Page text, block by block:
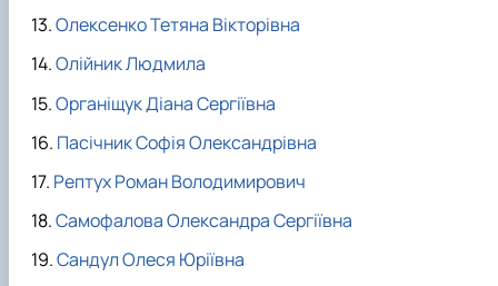
Олексенко Тетяна Вікторівна
Олійник Людмила
Органіщук Діана Сергіївна
Пасічник Софія Олександрівна
Рептух Роман Володимирович
Самофалова Олександра Сергіївна
Сандул Олеся Юріївна